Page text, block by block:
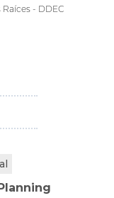
Raíces - DDEC